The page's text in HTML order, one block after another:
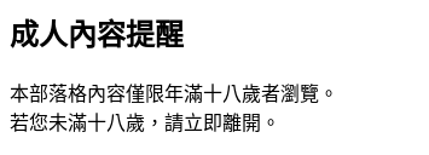
成人內容提醒
本部落格內容僅限年滿十八歲者瀏覽。
若您未滿十八歲，請立即離開。